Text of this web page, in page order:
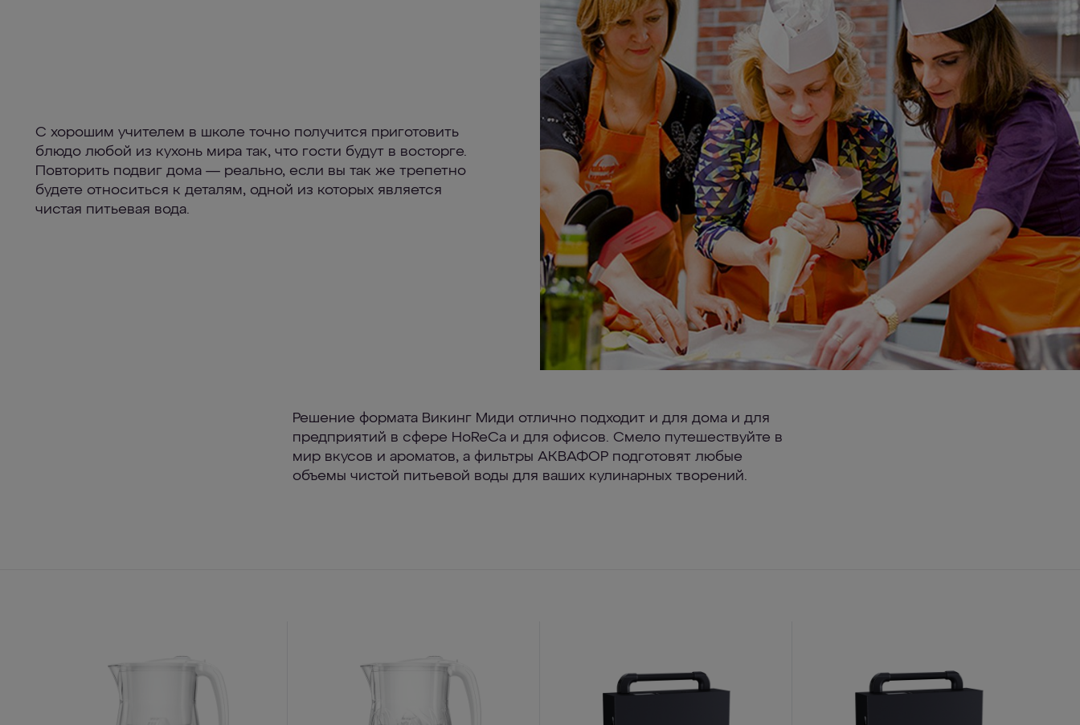
С хорошим учителем в школе точно получится приготовить
блюдо любой из кухонь мира так, что гости будут в восторге.
Повторить подвиг дома — реально, если вы так же трепетно
будете относиться к деталям, одной из которых является
чистая питьевая вода.
Решение формата Викинг Миди отлично подходит и для дома и для
предприятий в сфере HoReCa и для офисов. Смело путешествуйте в
мир вкусов и ароматов, а фильтры АКВАФОР подготовят любые
объемы чистой питьевой воды для ваших кулинарных творений.